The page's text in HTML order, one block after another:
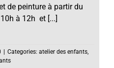
de peinture à partir du
à 12h et [...]
| Categories: atelier des enfants